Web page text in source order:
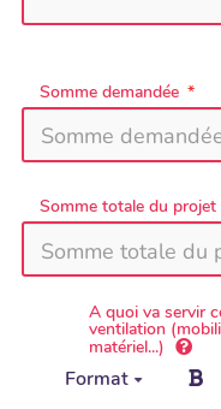
Somme demandée
Somme totale du projet
A quoi va servir
ventilation
matériel...)
Format